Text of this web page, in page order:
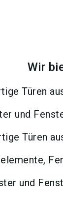
Wir
Türen
und
Türen
und